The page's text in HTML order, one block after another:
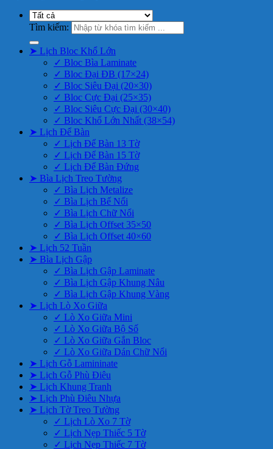
Tìm kiếm:
➤ Lịch Bloc Khổ Lớn
✓ Bloc Bìa Laminate
✓ Bloc Đại ĐB (17×24)
✓ Bloc Siêu Đại (20×30)
✓ Bloc Cực Đại (25×35)
✓ Bloc Siêu Cực Đại (30×40)
✓ Bloc Khổ Lớn Nhất (38×54)
➤ Lịch Để Bàn
✓ Lịch Để Bàn 13 Tờ
✓ Lịch Để Bàn 15 Tờ
✓ Lịch Để Bàn Đứng
➤ Bìa Lịch Treo Tường
✓ Bìa Lịch Metalize
✓ Bìa Lịch Bế Nổi
✓ Bìa Lịch Chữ Nổi
✓ Bìa Lịch Offset 35×50
✓ Bìa Lịch Offset 40×60
➤ Lịch 52 Tuần
➤ Bìa Lịch Gập
✓ Bìa Lịch Gập Laminate
✓ Bìa Lịch Gập Khung Nâu
✓ Bìa Lịch Gập Khung Vàng
➤ Lịch Lò Xo Giữa
✓ Lò Xo Giữa Mini
✓ Lò Xo Giữa Bộ Số
✓ Lò Xo Giữa Gắn Bloc
✓ Lò Xo Giữa Dán Chữ Nổi
➤ Lịch Gỗ Lamininate
➤ Lịch Gỗ Phù Điêu
➤ Lịch Khung Tranh
➤ Lịch Phù Điêu Nhựa
➤ Lịch Tờ Treo Tường
✓ Lịch Lò Xo 7 Tờ
✓ Lịch Nẹp Thiếc 5 Tờ
✓ Lịch Nẹp Thiếc 7 Tờ